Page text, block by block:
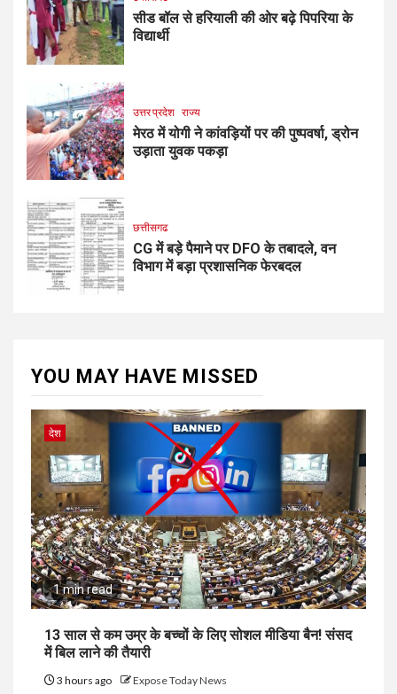
सीड बॉल से हरियाली की ओर बढ़े पिपरिया के
विद्यार्थी
उत्तर प्रदेश राज्य
मेरठ में योगी ने कांवड़ियों पर की पुष्पवर्षा, ड्रोन
उड़ाता युवक पकड़ा
छत्तीसगढ
CG में बड़े पैमाने पर DFO के तबादले, वन
विभाग में बड़ा प्रशासनिक फेरबदल
YOU MAY HAVE MISSED
देश
1 min read
13 साल से कम उम्र के बच्चों के लिए सोशल मीडिया बैन! संसद
में बिल लाने की तैयारी
3 hours ago Expose Today News